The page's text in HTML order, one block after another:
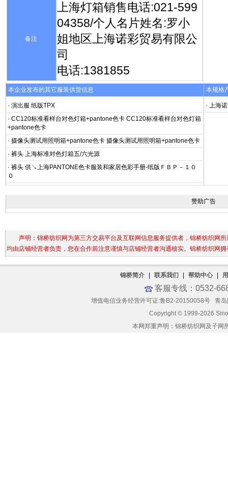
备注
上海灯箱销售电话:021-599
04358/个人名片姓名:罗小
姐地区上海诺彩贸易有限公
司
电话:1381855
本企业发布的其它服装供货信息 本规格
· 演出服 纸版TPX
· CC120标准看样台对色灯箱+pantone色卡 CC120标准看样台对色灯箱
+pantone色卡
· 摄像头测试用照明箱+pantone色卡 摄像头测试用照明箱+pantone色卡
· 裤头 上海标准对色灯箱五/六光源
· 裤头 供↘上海PANTONE色卡服装和家居色彩手册-纸版ＦＢＰ－１０
０
· 上海
赞助广告
声明：锦桥纺织网为第三方交易平台及互联网信息服务提供者，锦桥纺织网所
均由店铺经营者负责，您在合作前注意谨慎与店铺经营者沟通核实。锦桥纺织网
锦桥简介 联系我们 帮助中心
客服专线：0532-
增值电信业务经营许可证:鲁B2-20150058号
青
Copyright © 1999-2026
本网郑重声明：锦桥纺织网及子网